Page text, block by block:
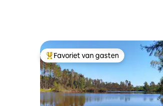
Topfavoriet van gasten
Favoriet van gasten